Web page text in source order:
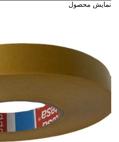
نمايش محصول